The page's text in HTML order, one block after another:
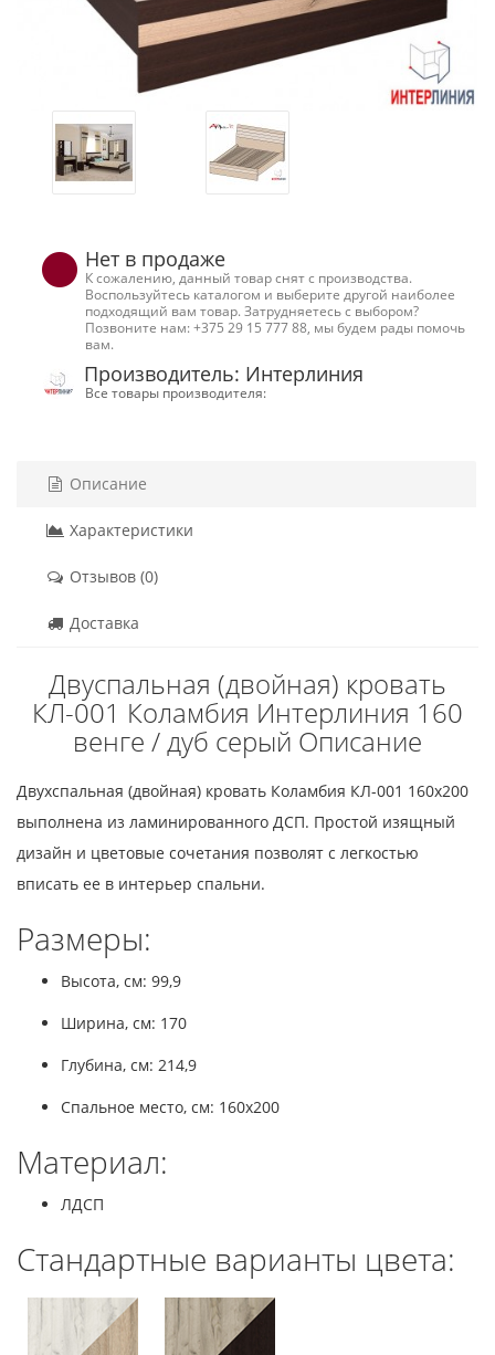
Нет в продаже
К сожалению, данный товар снят с производства.
Воспользуйтесь каталогом и выберите другой наиболее
подходящий вам товар. Затрудняетесь с выбором?
Позвоните нам: +375 29 15 777 88, мы будем рады помочь
вам.
Производитель: Интерлиния
Все товары производителя:
Описание
Характеристики
Отзывов (0)
Доставка
Двуспальная (двойная) кровать
КЛ-001 Коламбия Интерлиния 160
венге / дуб серый Описание
Двухспальная (двойная) кровать Коламбия КЛ-001 160x200
выполнена из ламинированного ДСП. Простой изящный
дизайн и цветовые сочетания позволят с легкостью
вписать ее в интерьер спальни.
Размеры:
Высота, см: 99,9
Ширина, см: 170
Глубина, см: 214,9
Спальное место, см: 160x200
Материал:
ЛДСП
Стандартные варианты цвета: